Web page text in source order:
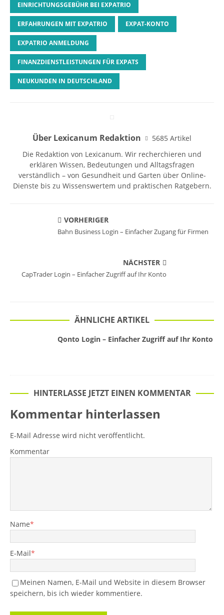
EINRICHTUNGSGEBÜHR BEI EXPATRIO
ERFAHRUNGEN MIT EXPATRIO EXPAT-KONTO
EXPATRIO ANMELDUNG
FINANZDIENSTLEISTUNGEN FÜR EXPATS
NEUKUNDEN IN DEUTSCHLAND
Über Lexicanum Redaktion
5685 Artikel
Die Redaktion von Lexicanum. Wir recherchieren und
erklären Wissen, Bedeutungen und Alltagsfragen
verständlich – von Gesundheit und Garten über Online-
Dienste bis zu Wissenswertem und praktischen Ratgebern.
VORHERIGER
Bahn Business Login – Einfacher Zugang für Firmen
NÄCHSTER
CapTrader Login – Einfacher Zugriff auf Ihr Konto
ÄHNLICHE ARTIKEL
Qonto Login – Einfacher Zugriff auf Ihr Konto
HINTERLASSE JETZT EINEN KOMMENTAR
Kommentar hinterlassen
E-Mail Adresse wird nicht veröffentlicht.
Kommentar
Name*
E-Mail*
Meinen Namen, E-Mail und Website in diesem Browser
speichern, bis ich wieder kommentiere.